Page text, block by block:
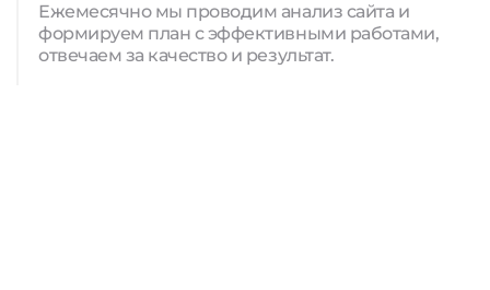
Ежемесячно мы проводим анализ сайта и
формируем план с эффективными работами,
отвечаем за качество и результат.